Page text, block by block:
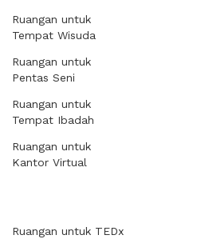
Ruangan untuk
Tempat Wisuda
Ruangan untuk
Pentas Seni
Ruangan untuk
Tempat Ibadah
Ruangan untuk
Kantor Virtual
Ruangan untuk TEDx